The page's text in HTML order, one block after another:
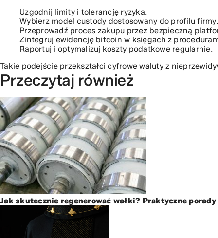
Uzgodnij limity i tolerancję ryzyka.
Wybierz model custody dostosowany do profilu firmy.
Przeprowadź proces zakupu przez bezpieczną
Zintegruj ewidencję bitcoin w księgach z
Raportuj i optymalizuj koszty podatkowe regularnie.
Takie podejście przekształci cyfrowe waluty z
Przeczytaj również
Jak skutecznie regenerować wałki? Praktyczne